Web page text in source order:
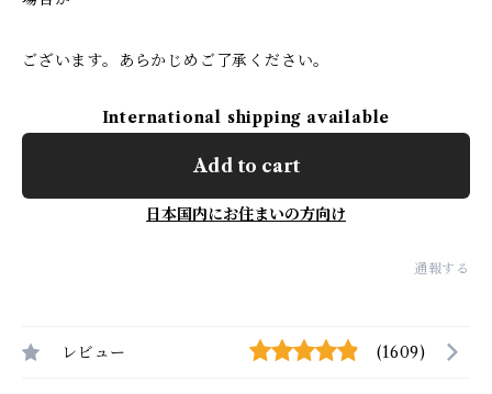
ございます。あらかじめご了承ください。
International shipping available
Add to cart
日本国内にお住まいの方向け
通報する
レビュー (1609)